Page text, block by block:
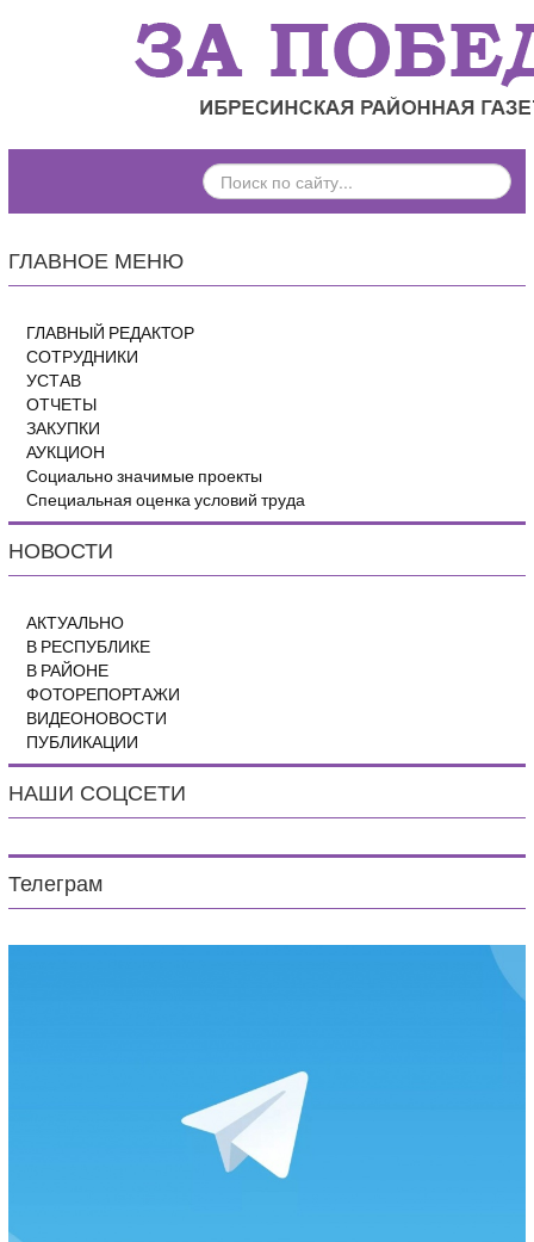
ПОИСК
ПО
ГЛАВНОЕ МЕНЮ
ГЛАВНЫЙ РЕДАКТОР
СОТРУДНИКИ
УСТАВ
ОТЧЕТЫ
ЗАКУПКИ
АУКЦИОН
Социально значимые проекты
Специальная оценка условий труда
НОВОСТИ
АКТУАЛЬНО
В РЕСПУБЛИКЕ
В РАЙОНЕ
ФОТОРЕПОРТАЖИ
ВИДЕОНОВОСТИ
ПУБЛИКАЦИИ
НАШИ СОЦСЕТИ
Телеграм